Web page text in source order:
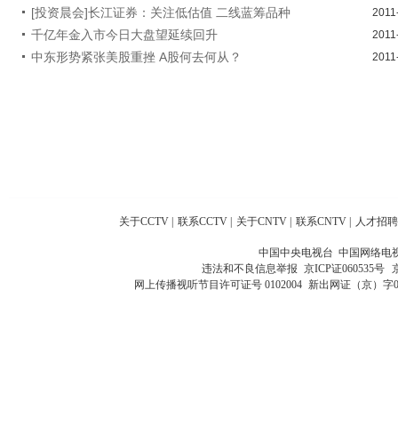
[投资晨会]长江证券：关注低估值 二线蓝筹品种
千亿年金入市今日大盘望延续回升
中东形势紧张美股重挫 A股何去何从？
关于CCTV | 联系CCTV | 关于CNTV | 联系CNTV | 人才招聘
中国中央电视台 中国网络电
违法和不良信息举报 京ICP证060535号
网上传播视听节目许可证号 0102004 新出网证（京）